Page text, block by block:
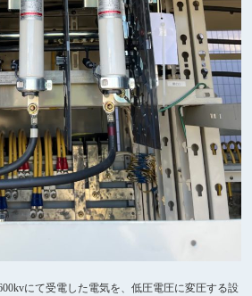
にて受電した電気を、低圧電圧に変圧する設